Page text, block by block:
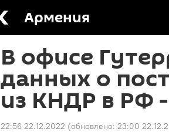
Армения
В офисе
данных о
из КНДР в РФ
22:56 22.12.2022 (обновлено: 23:00